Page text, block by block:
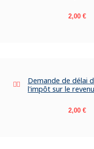
Prix
2,00 €
Demande de délai
l'impôt sur le revenu
Prix
2,00 €